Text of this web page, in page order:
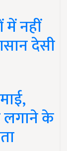
नहीं
देसी
लगाने के